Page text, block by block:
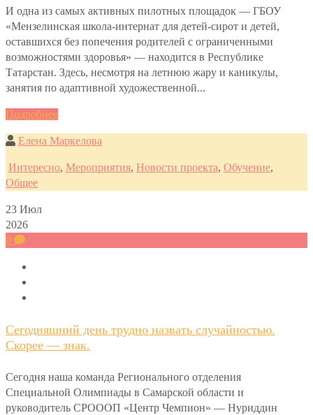
И одна из самых активных пилотных площадок — ГБОУ
«Мензелинская школа-интернат для детей-сирот и детей,
оставшихся без попечения родителей с ограниченными
возможностями здоровья» — находится в Республике
Татарстан. Здесь, несмотря на летнюю жару и каникулы,
занятия по адаптивной художественной...
Подробнее
Елена Маркелова
Интересно, Мероприятия, Новости проекта, Обучение,
Общее
23 Июл
2026
0
Сегодняшний день трудно назвать случайностью.
Скорее — знак.
Сегодня наша команда Регионального отделения
Специальной Олимпиады в Самарской области и
руководитель СРОООП «Центр Чемпион» — Нуриддин